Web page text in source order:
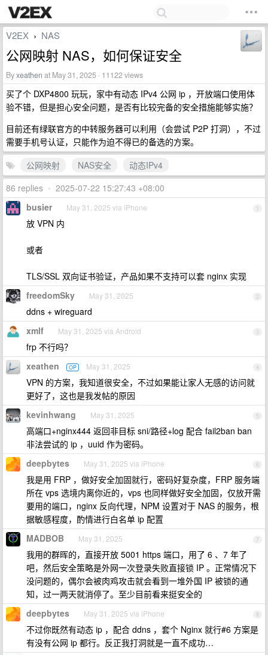
V2EX › NAS
公网映射 NAS，如何保证安全
Byxeathen at May 31, 2025 · 11122 views
买了个 DXP4800 玩玩，家中有动态 IPv4 公网 ip ，开放端口使用体
验不错，但是担心安全问题，是否有比较完备的安全措施能够实施？
目前还有绿联官方的中转服务器可以利用（会尝试 P2P 打洞），不过
需要手机号认证，只能作为迫不得已的备选的方案。
公网映射
NAS安全
动态IPv4
86 replies • 2025-07-22 15:27:43 +08:00
1
busier May 31, 2025 via iPhone
放 VPN 内
或者
TLS/SSL 双向证书验证，产品如果不支持可以套 nginx 实现
2
freedomSky May 31, 2025
ddns + wireguard
3
xmlf May 31, 2025 via Android
frp 不行吗？
4
xeathen OP May 31, 2025
VPN 的方案，我知道很安全，不过如果能让家人无感的访问就
更好了，这也是我发帖的原因
5
kevinhwang May 31, 2025
高端口+nginx444 返回非目标 sni/路径+log 配合 fail2ban ban
非法尝试的 ip ，uuid 作为密码。
6
deepbytes May 31, 2025 via iPhone
我是用 FRP ，做好安全加固就行，密码好复杂度，FRP 服务端
所在 vps 选境内离你近的，vps 也同样做好安全加固，仅放开需
要用的端口，nginx 反向代理，NPM 设置对于 NAS 的服务，根
据敏感程度，酌情进行白名单 ip 配置
7
MADBOB May 31, 2025
我用的群晖的，直接开放 5001 https 端口，用了 6 、7 年了
吧，然后安全策略是外网一次登录失败直接锁 IP 。正常情况下
没问题的，偶尔会被肉鸡攻击就会看到一堆外国 IP 被锁的通
知，过一两天就消停了。至少目前看来挺安全的
8
deepbytes May 31, 2025 via iPhone
不过你既然有动态 ip ，配合 ddns ，套个 Nginx 就行#6 方案是
有没有公网 ip 都行。反正我打洞就是一直不成功…